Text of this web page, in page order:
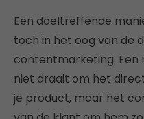
Een doeltreffende
toch in het oog van de
contentmarketing.
niet draait om het
je product, maar het